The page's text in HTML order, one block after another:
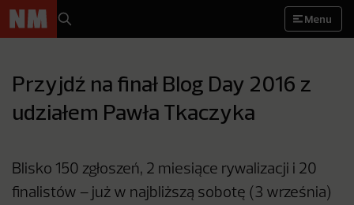
Menu
Przyjdź na finał Blog Day 2016 z
udziałem Pawła Tkaczyka
Blisko 150 zgłoszeń, 2 miesiące rywalizacji i 20
finalistów – już w najbliższą sobotę (3 września)